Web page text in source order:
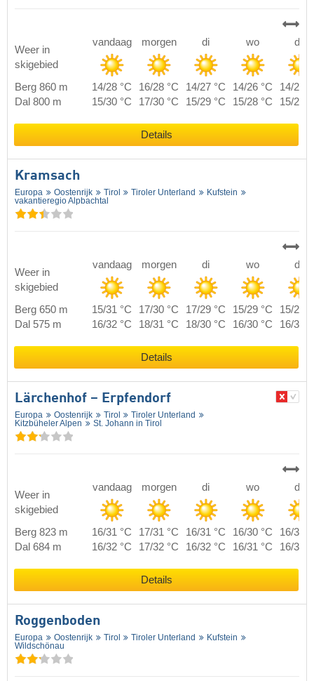
Weer in
skigebied
vandaag morgen di wo do
Berg 860 m 14/28 °C 16/28 °C 14/27 °C 14/26 °C
14/26
Dal 800 m
15/30 °C 17/30 °C 15/29 °C 15/28 °C 15/28
Details
Kramsach
Europa Oostenrijk Tirol Tiroler Unterland
Kufstein
vakantieregio Alpbachtal
Weer in
skigebied
vandaag morgen di wo do
Berg 650 m 15/31 °C 17/30 °C 17/29 °C 15/29 °C
15/29
Dal 575 m
16/32 °C 18/31 °C 18/30 °C 16/30 °C 16/30
Details
Lärchenhof – Erpfendorf
Europa Oostenrijk Tirol
Tiroler Unterland
Kitzbüheler Alpen
St. Johann in Tirol
Weer in
skigebied
vandaag morgen di wo do
Berg 823 m 16/31 °C 17/31 °C 16/31 °C 16/30 °C
16/31
Dal 684 m
16/32 °C 17/32 °C 16/32 °C 16/31 °C 16/32
Details
Roggenboden
Europa Oostenrijk Tirol Tiroler Unterland
Kufstein
Wildschönau